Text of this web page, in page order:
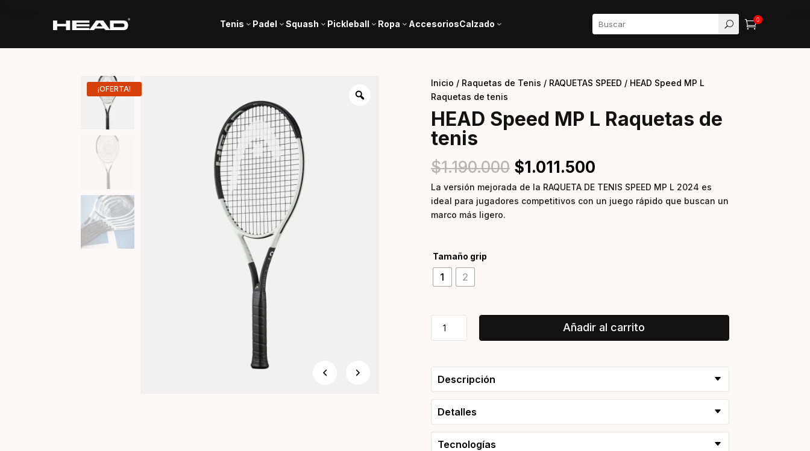
Tenis 3 Padel 3 Squash 3 Pickleball 3 Ropa 3 AccesoriosCalzado 3 U 0
¡OFERTA!
Inicio / Raquetas de Tenis / RAQUETAS SPEED / HEAD Speed MP L
Raquetas de tenis
HEAD Speed MP L Raquetas de
tenis
$1.190.000 $1.011.500
La versión mejorada de la RAQUETA DE TENIS SPEED MP L 2024 es
ideal para jugadores competitivos con un juego rápido que buscan un
marco más ligero.
Tamaño grip
1 2
Raquetas
de
cantidad
Añadir al carrito
Descripción
Detalles
Tecnologías